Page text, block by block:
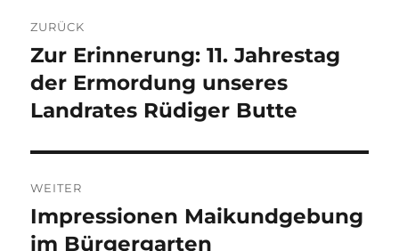
ZURÜCK
Vorheriger
Beitrag:
Zur Erinnerung: 11. Jahrestag
der Ermordung unseres
Landrates Rüdiger Butte
WEITER
Nächster
Beitrag:
Impressionen Maikundgebung
im Bürgergarten